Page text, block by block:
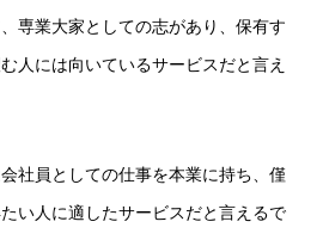
専業大家としての志があり、保有す
人には向いているサービスだと言え
社員としての仕事を本業に持ち、僅
い人に適したサービスだと言えるで